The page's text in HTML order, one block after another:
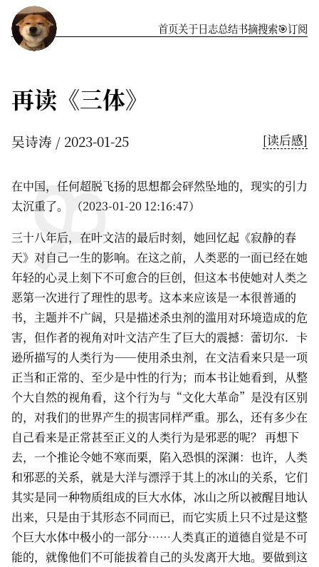
首页关于️日志总结书摘搜索🎯订阅
再读《三体》
吴诗涛 2023-01-25 [读后感]
在中国，任何超脱飞扬的思想都会砰然坠地的，现实的引力
太沉重了。 （2023-01-20 12:16:47）
三十八年后，在叶文洁的最后时刻，她回忆起《寂静的春
天》对自己一生的影响。在这之前，人类恶的一面已经在她
年轻的心灵上刻下不可愈合的巨创，但这本书使她对人类之
恶第一次进行了理性的思考。这本来应该是一本很普通的
书，主题并不广阔，只是描述杀虫剂的滥用对环境造成的危
害，但作者的视角对叶文洁产生了巨大的震撼：蕾切尔．卡
逊所描写的人类行为——使用杀虫剂，在文洁看来只是一项
正当和正常的、至少是中性的行为；而本书让她看到，从整
个大自然的视角看，这个行为与“文化大革命”是没有区别
的，对我们的世界产生的损害同样严重。那么，还有多少在
自己看来是正常甚至正义的人类行为是邪恶的呢？ 再想下
去，一个推论令她不寒而栗，陷入恐惧的深渊：也许，人类
和邪恶的关系，就是大洋与漂浮于其上的冰山的关系，它们
其实是同一种物质组成的巨大水体，冰山之所以被醒目地认
出来，只是由于其形态不同而已，而它实质上只不过是这整
个巨大水体中极小的一部分……人类真正的道德自觉是不可
能的，就像他们不可能拔着自己的头发离开大地。要做到这